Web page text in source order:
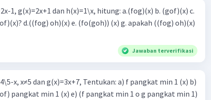
dan h(x)=1\x, hitung: a.(fog)(x) b. (gof)(x) c.
((fog) oh)(x)
Jawaban terverifikasi
x, x≠5 dan g(x)=3x+7, Tentukan: a) f pangkat min 1 (x) b)
pangkat min 1 (x) e) (f pangkat min 1 o g pangkat min 1)